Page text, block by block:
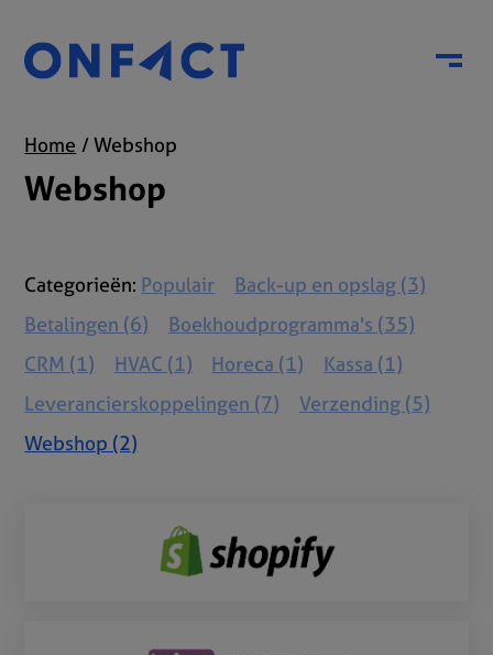
Menu
Home Webshop
Webshop
Categorieën: Populair
Back-up en opslag (3)
Betalingen (6)
Boekhoudprogramma's (35)
CRM (1)
HVAC (1) Horeca (1)
Kassa (1)
Leverancierskoppelingen (7)
Verzending (5)
Webshop (2)